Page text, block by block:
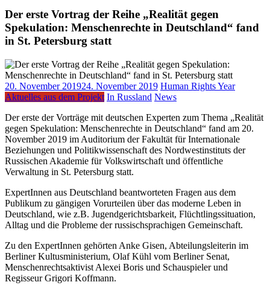
Der erste Vortrag der Reihe „Realität gegen
Spekulation: Menschenrechte in Deutschland“ fand
in St. Petersburg statt
20. November 201924. November 2019 Human Rights Year
Aktuelles aus dem Projekt In Russland News
Der erste der Vorträge mit deutschen Experten zum Thema „Realität
gegen Spekulation: Menschenrechte in Deutschland“ fand am 20.
November 2019 im Auditorium der Fakultät für Internationale
Beziehungen und Politikwissenschaft des Nordwestinstituts der
Russischen Akademie für Volkswirtschaft und öffentliche
Verwaltung in St. Petersburg statt.
ExpertInnen aus Deutschland beantworteten Fragen aus dem
Publikum zu gängigen Vorurteilen über das moderne Leben in
Deutschland, wie z.B. Jugendgerichtsbarkeit, Flüchtlingssituation,
Alltag und die Probleme der russischsprachigen Gemeinschaft.
Zu den ExpertInnen gehörten Anke Gisen, Abteilungsleiterin im
Berliner Kultusministerium, Olaf Kühl vom Berliner Senat,
Menschenrechtsaktivist Alexei Boris und Schauspieler und
Regisseur Grigori Koffmann.